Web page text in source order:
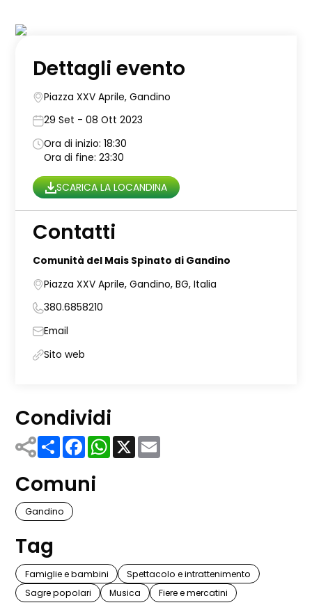
Dettagli evento
Piazza XXV Aprile, Gandino
29 Set - 08 Ott 2023
Ora di inizio: 18:30
Ora di fine: 23:30
SCARICA LA LOCANDINA
Contatti
Comunità del Mais Spinato di Gandino
Piazza XXV Aprile, Gandino, BG, Italia
380.6858210
Email
Sito web
Condividi
ShareFacebook
WhatsApp
X
Comuni
Gandino
Tag
Famiglie e bambini
Spettacolo e intrattenimento
Sagre popolari
Musica Fiere e mercatini